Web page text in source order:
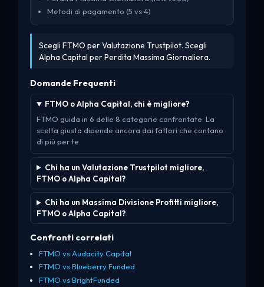
Metodi di pagamento (5 vs 4)
Scegli FTMO per Valutazione Trustpilot. Scegli
Alpha Capital per Perdita Massima Giornaliera.
Domande Frequenti
FTMO o Alpha Capital, chi è migliore?
FTMO guida in 6 delle 8 categorie confrontate. La
scelta giusta dipende ancora dai fattori che contano
di più per te.
Chi ha un Valutazione Trustpilot migliore,
FTMO o Alpha Capital?
Chi ha un Massima Divisione Profitti migliore,
FTMO o Alpha Capital?
Confronti correlati
FTMO vs Audacity Capital
FTMO vs Blueberry Funded
FTMO vs BrightFunded